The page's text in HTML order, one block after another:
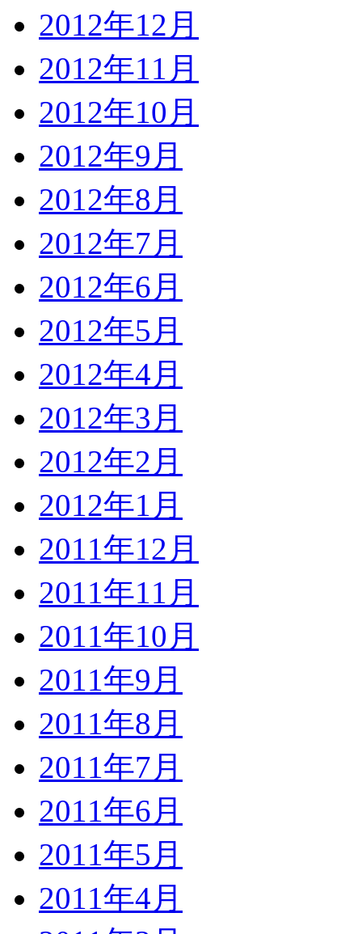
2012年12月
2012年11月
2012年10月
2012年9月
2012年8月
2012年7月
2012年6月
2012年5月
2012年4月
2012年3月
2012年2月
2012年1月
2011年12月
2011年11月
2011年10月
2011年9月
2011年8月
2011年7月
2011年6月
2011年5月
2011年4月